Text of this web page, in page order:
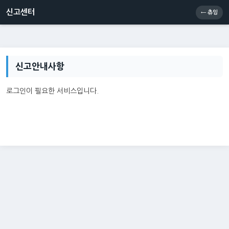
신고센터 메인
신고센터 ← 츄잉
신고안내사항
로그인이 필요한 서비스입니다.